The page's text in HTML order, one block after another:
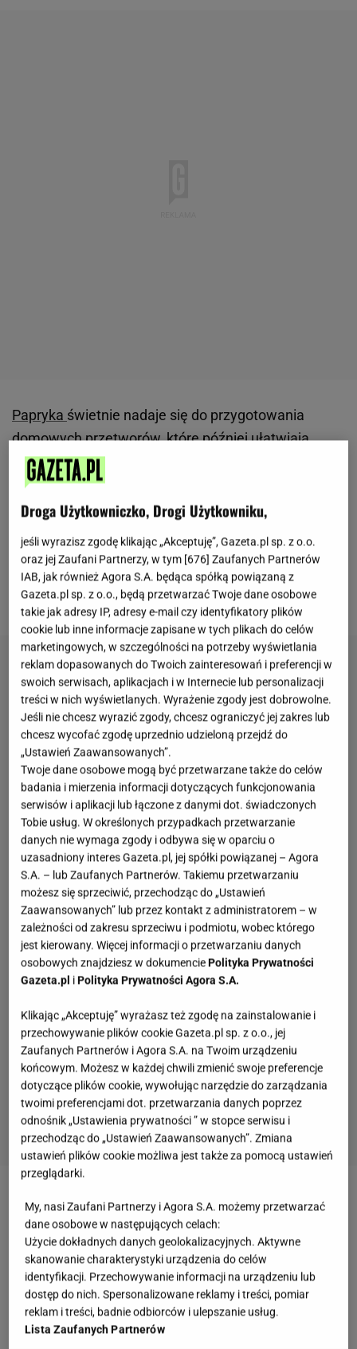
Papryka świetnie nadaje się do przygotowania
domowych przetworów, które później ułatwiają
codzienne gotowanie.
słoikach sprawdza się jako dodatek do wielu
potraw i pozwala w kilka chwil wzbogacić ich smak.
warzyw, kanapek oraz różnychprzekąsek. Po
otwarciu wystarczy dodać go do ulubionego dania i
podgrzać lub podać na zimno.
Zobacz wideoLubisz ajwar? Z łatwością
przyrządzisz go w domu
Jak przetworzyć paprykę na zimę? Smak tego sosu
zapada w pamięć, sekret tkwi w przyprawach
Połączenie czerwonej papryki, cebuli,
Droga Użytkowniczko, Drogi Użytkowniku,
jeśli wyrazisz zgodę klikając „Akceptuję”, Gazeta.pl sp. z o.o.
oraz jej Zaufani Partnerzy, w tym [676] Zaufanych Partnerów
IAB, jak również Agora S.A. będąca spółką powiązaną z
Gazeta.pl sp. z o.o., będą przetwarzać Twoje dane osobowe
takie jak adresy IP, adresy e-mail czy identyfikatory plików
cookie lub inne informacje zapisane w tych plikach do celów
marketingowych, w szczególności na potrzeby wyświetlania
reklam dopasowanych do Twoich zainteresowań i preferencji w
swoich serwisach, aplikacjach i w Internecie lub personalizacji
treści w nich wyświetlanych. Wyrażenie zgody jest dobrowolne.
Jeśli nie chcesz wyrazić zgody, chcesz ograniczyć jej zakres lub
chcesz wycofać zgodę uprzednio udzieloną przejdź do
„Ustawień Zaawansowanych”.
Twoje dane osobowe mogą być przetwarzane także do celów
badania i mierzenia informacji dotyczących funkcjonowania
serwisów i aplikacji lub łączone z danymi dot. świadczonych
Tobie usług. W określonych przypadkach przetwarzanie
danych nie wymaga zgody i odbywa się w oparciu o
uzasadniony interes Gazeta.pl, jej spółki powiązanej – Agora
S.A. – lub Zaufanych Partnerów. Takiemu przetwarzaniu
możesz się sprzeciwić, przechodząc do „Ustawień
Zaawansowanych” lub przez kontakt z administratorem – w
zależności od zakresu sprzeciwu i podmiotu, wobec którego
jest kierowany. Więcej informacji o przetwarzaniu danych
osobowych znajdziesz w dokumenciePolityka Prywatności
Gazeta.pl iPolityka Prywatności Agora S.A.
Klikając „Akceptuję” wyrażasz też zgodę na zainstalowanie i
przechowywanie plików cookie Gazeta.pl sp. z o.o., jej
Zaufanych Partnerów i Agora S.A. na Twoim urządzeniu
końcowym. Możesz w każdej chwili zmienić swoje preferencje
dotyczące plików cookie, wywołując narzędzie do zarządzania
twoimi preferencjami dot. przetwarzania danych poprzez
odnośnik „Ustawienia prywatności ” w stopce serwisu i
przechodząc do „Ustawień Zaawansowanych”. Zmiana
ustawień plików cookie możliwa jest także za pomocą ustawień
przeglądarki.
My, nasi Zaufani Partnerzy i Agora S.A. możemy przetwarzać
dane osobowe w następujących celach:
Użycie dokładnych danych geolokalizacyjnych. Aktywne
skanowanie charakterystyki urządzenia do celów
identyfikacji. Przechowywanie informacji na urządzeniu lub
dostęp do nich. Spersonalizowane reklamy i treści, pomiar
reklam i treści, badnie odbiorców i ulepszanie usług.
Lista Zaufanych Partnerów